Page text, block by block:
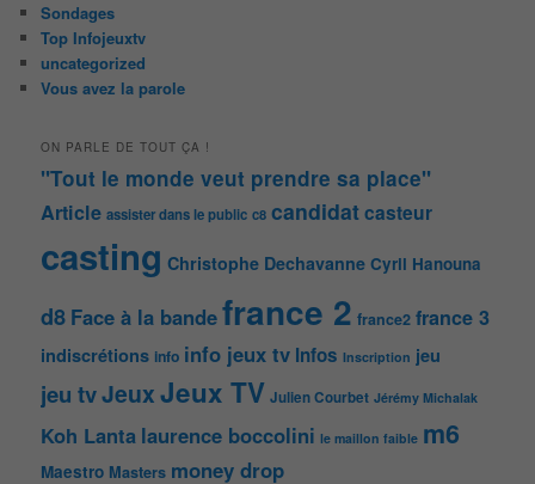
Sondages
Top Infojeuxtv
uncategorized
Vous avez la parole
ON PARLE DE TOUT ÇA !
"Tout le monde veut prendre sa place"
Article assister dans le public c8 candidatcasteur
casting Christophe Dechavanne Cyril Hanouna
d8 Face à la bandefrance 2 france2 france 3
indiscrétions info info jeux tv Infos Inscription jeu
jeu tvJeuxJeux TV Julien Courbet Jérémy Michalak
Koh Lanta laurence boccolini le maillon faible m6
Maestro Masters money drop